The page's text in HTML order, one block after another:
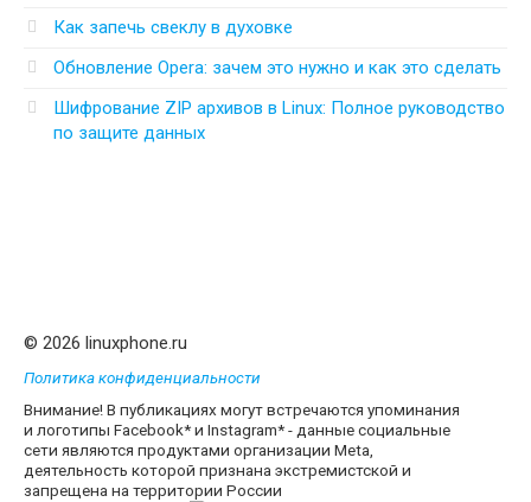
Как запечь свеклу в духовке
Обновление Opera: зачем это нужно и как это сделать
Шифрование ZIP архивов в Linux: Полное руководство
по защите данных
© 2026 linuxphone.ru
Политика конфиденциальности
Внимание! В публикациях могут встречаются упоминания
и логотипы Facebook* и Instagram* - данные социальные
сети являются продуктами организации Meta,
деятельность которой признана экстремистской и
запрещена на территории России